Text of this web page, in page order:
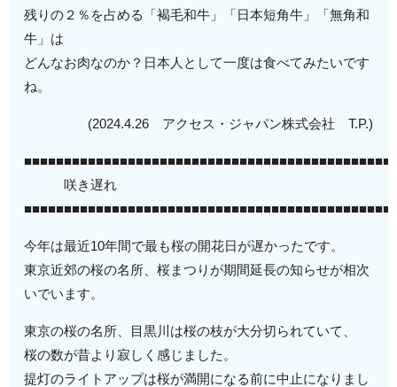
残りの２％を占める「褐毛和牛」「日本短角牛」「無角和
牛」は
どんなお肉なのか？日本人として一度は食べてみたいです
ね。
(2024.4.26 アクセス・ジャパン株式会社 T.P.)
■■■■■■■■■■■■■■■■■■■■■■■■■■■■■■■■■■■■■■■■■■■■■■
咲き遅れ
■■■■■■■■■■■■■■■■■■■■■■■■■■■■■■■■■■■■■■■■■■■■■■
今年は最近10年間で最も桜の開花日が遅かったです。
東京近郊の桜の名所、桜まつりが期間延長の知らせが相次
いでいます。
東京の桜の名所、目黒川は桜の枝が大分切られていて、
桜の数が昔より寂しく感じました。
提灯のライトアップは桜が満開になる前に中止になりまし